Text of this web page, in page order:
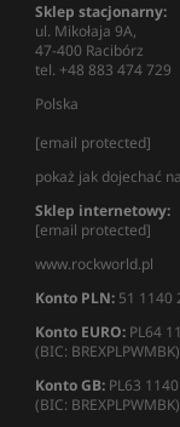
Sklep stacjonarny:
ul. Mikołaja 9A,
47-400 Racibórz
tel. +48 883 474 729
Polska
[email protected]
pokaż jak dojechać
Sklep internetowy:
[email protected]
www.rockworld.pl
Konto PLN: 51 1140
Konto EURO: PL64
(BIC: BREXPLPWMBK)
Konto GB: PL63
(BIC: BREXPLPWMBK)